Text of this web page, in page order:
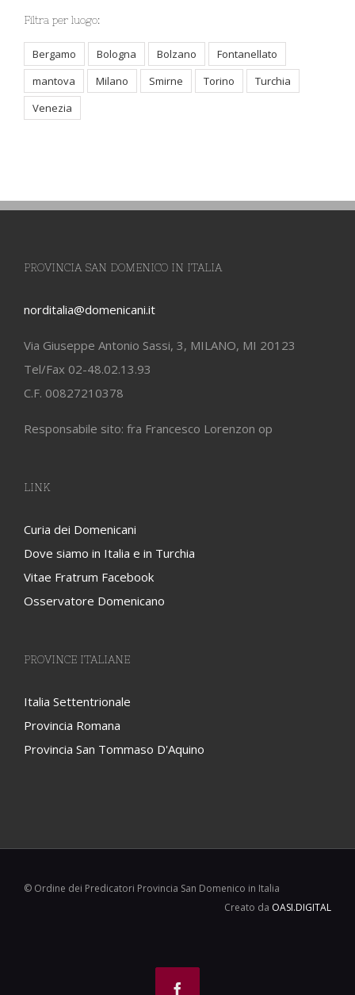
Filtra per luogo:
Bergamo Bologna Bolzano
Fontanellato
mantova
Milano Smirne Torino
Turchia
Venezia
norditalia@domenicani.it
Via Giuseppe Antonio Sassi, 3, MILANO, MI 20123
Tel/Fax 02-48.02.13.93
C.F. 00827210378
Responsabile sito: fra Francesco Lorenzon op
Curia dei Domenicani
Dove siamo in Italia e in Turchia
Vitae Fratrum Facebook
Osservatore Domenicano
Italia Settentrionale
Provincia Romana
Provincia San Tommaso D'Aquino